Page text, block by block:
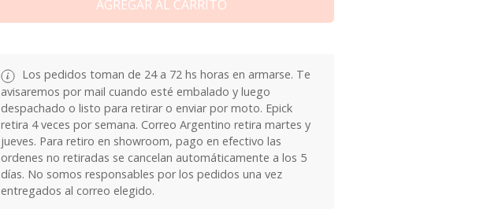
AGREGAR AL CARRITO
Los pedidos toman de 24 a 72 hs horas en armarse. Te
avisaremos por mail cuando esté embalado y luego
despachado o listo para retirar o enviar por moto. Epick
retira 4 veces por semana. Correo Argentino retira martes y
jueves. Para retiro en showroom, pago en efectivo las
ordenes no retiradas se cancelan automáticamente a los 5
días. No somos responsables por los pedidos una vez
entregados al correo elegido.